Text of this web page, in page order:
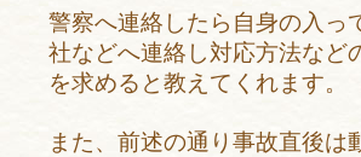
警察へ連絡したら自身の入っ
社などへ連絡し対応方法など
を求めると教えてくれます。
また、前述の通り事故直後は